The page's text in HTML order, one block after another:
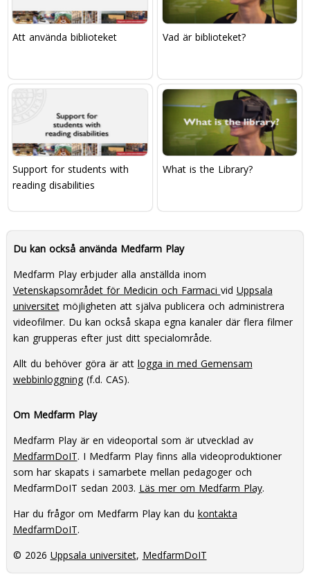
Att använda biblioteket Vad är biblioteket?
Support for students with
reading disabilities
What is the Library?
Du kan också använda Medfarm Play
Medfarm Play erbjuder alla anställda inom
Vetenskapsområdet för Medicin och Farmaci vid Uppsala
universitetmöjligheten att själva publicera och administrera
videofilmer. Du kan också skapa egna kanaler där flera filmer
kan grupperas efter just ditt specialområde.
Allt du behöver göra är att logga in med Gemensam
webbinloggning(f.d. CAS).
Om Medfarm Play
Medfarm Play är en videoportal som är utvecklad av
MedfarmDoIT. I Medfarm Play finns alla videoproduktioner
som har skapats i samarbete mellan pedagoger och
MedfarmDoIT sedan 2003. Läs mer om Medfarm Play.
Har du frågor om Medfarm Play kan du kontakta
MedfarmDoIT.
© 2026 Uppsala universitet, MedfarmDoIT